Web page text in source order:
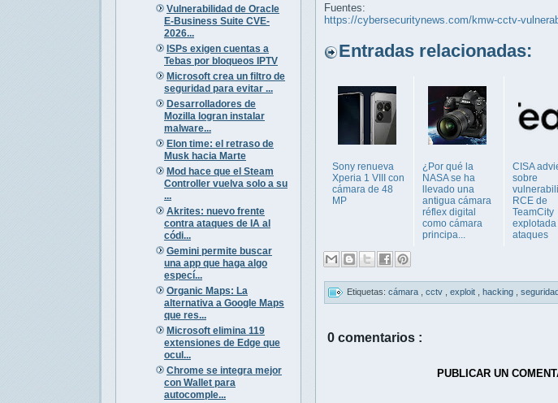
Vulnerabilidad de Oracle
E-Business Suite CVE-
2026...
ISPs exigen cuentas a
Tebas por bloqueos IPTV
Microsoft crea un filtro de
seguridad para evitar ...
Desarrolladores de
Mozilla logran instalar
malware...
Elon time: el retraso de
Musk hacia Marte
Mod hace que el Steam
Controller vuelva solo a su
...
Akrites: nuevo frente
contra ataques de IA al
códi...
Gemini permite buscar
una app que haga algo
especí...
Organic Maps: La
alternativa a Google Maps
que res...
Microsoft elimina 119
extensiones de Edge que
ocul...
Chrome se integra mejor
con Wallet para
autocomple...
Fuentes:
https://cybersecuritynews.com/kmw-cctv-
Entradas relacionadas:
Sony renueva
Xperia 1 VIII con
cámara de 48
MP
¿Por qué la
NASA se ha
llevado una
antigua cámara
réflex digital
como cámara
principa...
CISA
sobre
RCE de
TeamCity
explotada
ataques
Etiquetas: cámara cctv exploit hacking
0 comentarios :
PUBLICAR UN